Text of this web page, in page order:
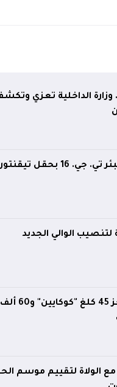
وزارة الداخلية تعزي
تيقنتورين
الوالي الجديد
توقيف 5 تجار مخدرات وحجز 45 كلغ "كوكايين" و60 ألف
مع الولاة لتقييم موسم